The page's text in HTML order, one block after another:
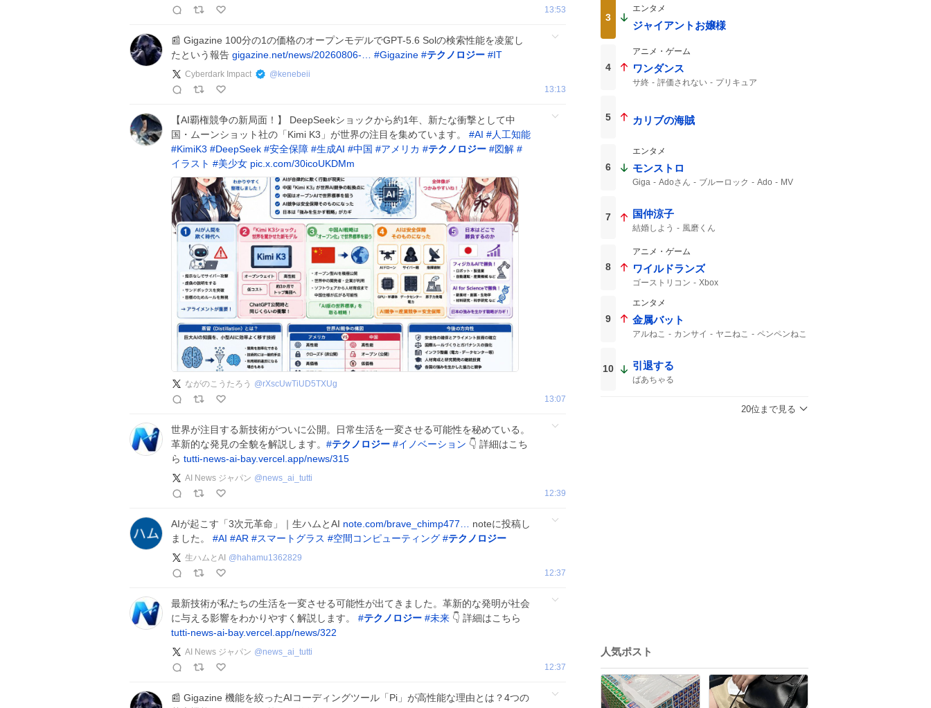
13:53
📰 Gigazine 100分の1の価格のオープンモデルでGPT-5.6 Solの検索性能を凌駕し
たという報告 gigazine.net/news/20260806-… #Gigazine #テクノロジー #IT
Cyberdark Impact @ kenebeii
13:13
【AI覇権競争の新局面！】 DeepSeekショックから約1年、新たな衝撃として中
国・ムーンショット社の「Kimi K3」が世界の注目を集めています。 #AI #人工知能
#KimiK3 #DeepSeek #安全保障 #生成AI #中国 #アメリカ #テクノロジー #図解 #
イラスト #美少女 pic.x.com/30icoUKDMm
ながのこうたろう @rXscUwTiUD5TXUg
13:07
世界が注目する新技術がついに公開。日常生活を一変させる可能性を秘めている。
革新的な発見の全貌を解説します。 #テクノロジー #イノベーション 👇 詳細はこち
ら tutti-news-ai-bay.vercel.app/news/315
AI News ジャパン @news_ai_tutti
12:39
AIが起こす「3次元革命」｜生ハムとAI note.com/brave_chimp477…
noteに投稿し
ました。 #AI #AR #スマートグラス #空間コンピューティング #テクノロジー
生ハムとAI @ hahamu1362829
12:37
最新技術が私たちの生活を一変させる可能性が出てきました。革新的な発明が社会
に与える影響をわかりやすく解説します。 #テクノロジー #未来 👇 詳細はこちら
tutti-news-ai-bay.vercel.app/news/322
AI News ジャパン @news_ai_tutti
12:37
📰 Gigazine 機能を絞ったAIコーディングツール「Pi」が高性能な理由とは？4つの
3
エンタメ
ジャイアントお嬢様
4
アニメ・ゲーム
ワンダンス
サ終 評価されない プリキュア
5 カリブの海賊
6
エンタメ
モンストロ
Giga Adoさん ブルーロック Ado MV
7 国仲涼子
結婚しよう 風磨くん
8
アニメ・ゲーム
ワイルドランズ
ゴーストリコン Xbox
9
エンタメ
金属バット
アルねこ カンサイ ヤニねこ
ペンペンねこ
10 引退する
ばあちゃる
20位まで見る
人気ポスト